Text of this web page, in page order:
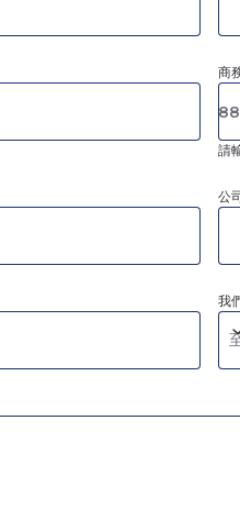
商
請
公
我